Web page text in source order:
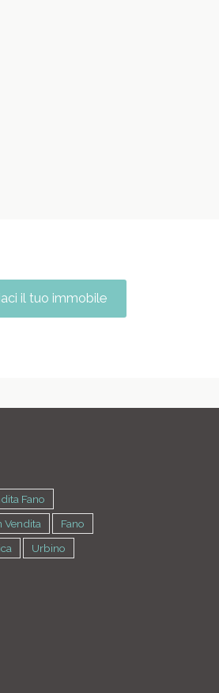
il tuo immobile
Fano
Vendita
Fano
Urbino